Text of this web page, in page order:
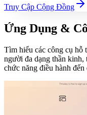
Truy Cập Cộng Đồng
Ứng Dụng &
Tìm hiểu các công cụ hỗ
người đa dạng thần
chức năng điều hành